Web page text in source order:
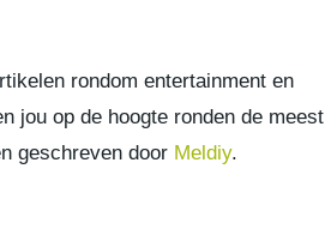
rondom entertainment en
jou op de hoogte ronden de meest
geschreven door Meldiy.